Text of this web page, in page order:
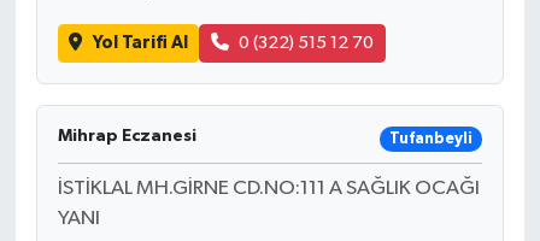
Yol Tarifi Al 0 (322) 515 12 70
Mihrap Eczanesi Tufanbeyli
İSTİKLAL MH.GİRNE CD.NO:111 A SAĞLIK OCAĞI
YANI